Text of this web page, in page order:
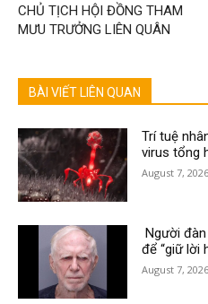
CHỦ TỊCH HỘI ĐỒNG THAM
MƯU TRƯỞNG LIÊN QUÂN
BÀI VIẾT LIÊN QUAN
Trí tuệ
virus tổng
August 7, 2026
Người
để “giữ lời
August 7, 2026